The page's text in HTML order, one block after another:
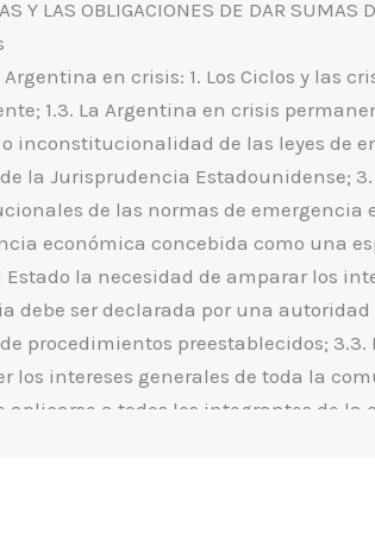
Y LAS OBLIGACIONES DE DAR SUMAS
en crisis: 1. Los Ciclos y las
1.3. La Argentina en crisis
inconstitucionalidad de las leyes de
la Jurisprudencia Estadounidense;
de las normas de emergencia
económica concebida como una
la necesidad de amparar los
debe ser declarada por una
procedimientos preestablecidos;
los intereses generales de toda la
aplicarse a todos los integrantes de la